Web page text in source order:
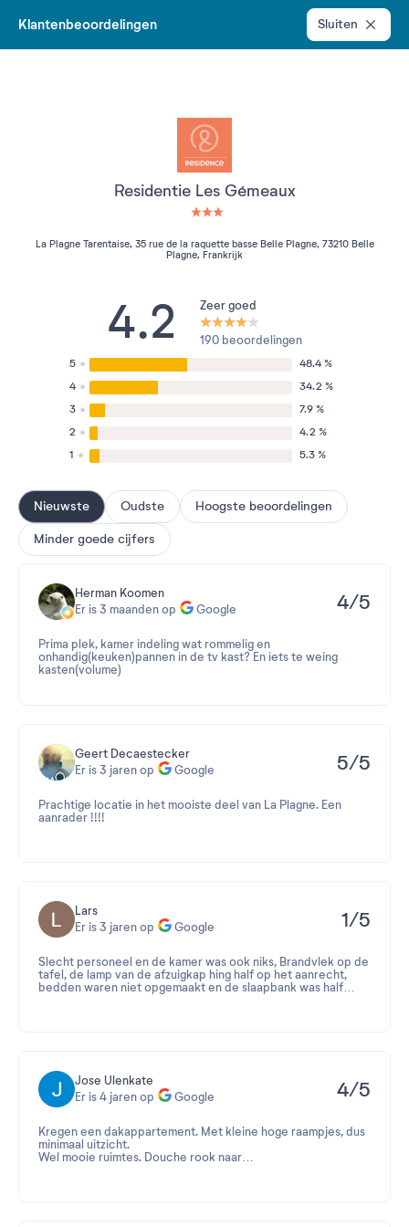
Klantenbeoordelingen Sluiten
Residentie Les Gémeaux
La Plagne Tarentaise, 35 rue de la raquette basse Belle Plagne, 73210 Belle
Plagne, Frankrijk
4.2 Zeer goed
190 beoordelingen
5
48.4 %
4
34.2 %
3
7.9 %
2
4.2 %
1
5.3 %
Nieuwste Oudste Hoogste beoordelingen
Minder goede cijfers
Herman Koomen
Er is 3 maanden op
Google 4/5
Prima plek, kamer indeling wat rommelig en
onhandig(keuken)pannen in de tv kast? En iets te weing
kasten(volume)
Geert Decaestecker
Er is 3 jaren op
Google 5/5
Prachtige locatie in het mooiste deel van La Plagne. Een
aanrader !!!!
vindt en dat je genoten hebt van de prachtige omgeving!
Tot ziens!
Lars
Er is 3 jaren op
Google 1/5
Slecht personeel en de kamer was ook niks, Brandvlek op de
tafel, de lamp van de afzuigkap hing half op het aanrecht,
bedden waren niet opgemaakt en de slaapbank was half
Jose Ulenkate
Er is 4 jaren op
Google 4/5
Kregen een dakappartement. Met kleine hoge raampjes, dus
minimaal uitzicht.
Wel mooie ruimtes. Douche rook naar